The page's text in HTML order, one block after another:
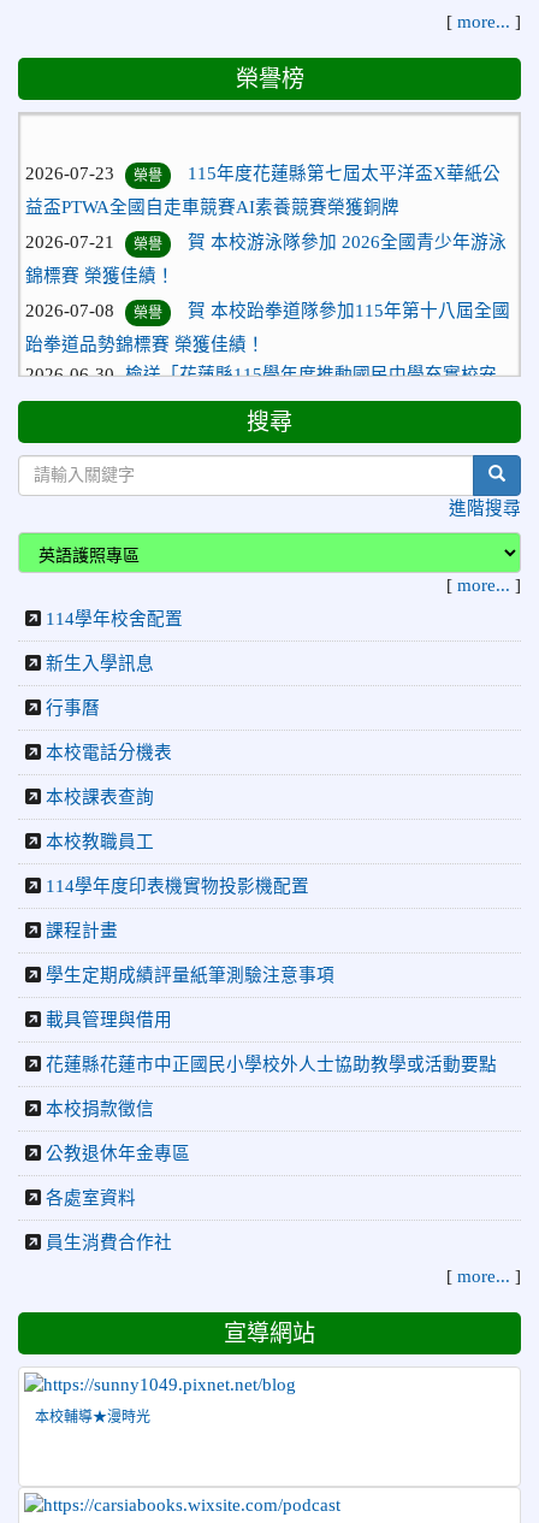
[ more... ]
榮譽榜
益盃PTWA全國自走車競賽AI素養競賽榮獲銅牌
錦標賽 榮獲佳績！
跆拳道品勢錦標賽 榮獲佳績！
2026-06-30 檢送「花蓮縣115學年度推動國民中學充實校安
人力聯合甄選簡章」1份，敬請協助公告周知，請查照。
賀 本校跆拳道隊參加115年花蓮市「市長
盃」跆拳道錦標賽 榮獲佳績！
2026-06-16
賀 本校跆拳道隊參加115年第三十三屆全
2026-06-10
榮譽
2026-06-09
榮譽
日盃籃球賽 榮獲季軍！
2026-06-09
賀 本校游泳隊參加115年花蓮縣縣長盃分
2026-06-02
榮譽
長盃」跆拳道錦標賽暨全國少年盃花蓮縣代表隊選拔賽 榮獲
佳績！
2026-05-03
榮譽
Show and Tell榮獲佳績
2026-04-30 國稅局「114年度綜合所得稅結算申報」宣導內
容
2026-04-27
榮譽
賀 本校籃球隊參加115年花蓮縣縣長盃籃
球錦標賽 榮獲亞軍！
2026-04-09
公告
賀! 本校中正國小115年度(1~3年級)健康
促進繪畫比賽優勝名單
2026-04-08
榮譽
2026-07-23 榮譽
115年度花蓮縣第七屆太平洋盃X華紙公
益盃PTWA全國自走車競賽AI素養競賽榮獲銅牌
2026-07-21
賀 本校游泳隊參加 2026全國青少年游泳
跆拳道品勢錦標賽 榮獲佳績！
2026-06-30 檢送「花蓮縣115學年度推動國民中學充實校安
人力聯合甄選簡章」1份，敬請協助公告周知，請查照。
2026-06-29
榮譽
2026-06-16
榮譽
賀 本校跆拳道隊參加115年第三十三屆全
國少年跆拳道錦標賽 榮獲佳績！
搜尋
進階搜尋
[ more... ]
114學年校舍配置
新生入學訊息
行事曆
本校電話分機表
本校課表查詢
本校教職員工
114學年度印表機實物投影機配置
課程計畫
學生定期成績評量紙筆測驗注意事項
載具管理與借用
花蓮縣花蓮市中正國民小學校外人士協助教學或活動要點
本校捐款徵信
公教退休年金專區
各處室資料
員生消費合作社
[ more... ]
宣導網站
本校輔導★漫時光